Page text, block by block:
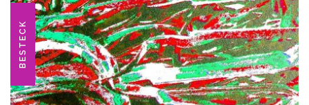
BESTECK